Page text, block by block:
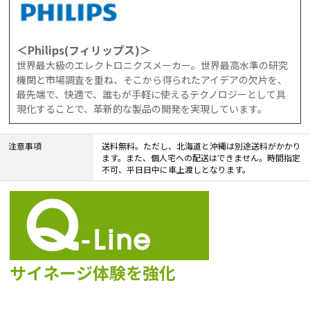
＜Philips(フィリップス)＞
世界最大級のエレクトロニクスメーカー。世界最高水準の研究
機関と市場調査を重ね、そこから得られたアイデアの欠片を、
最先端で、快適で、誰もが手軽に使えるテクノロジーとして具
現化することで、革新的な製品の開発を実現しています。
注意事項
送料無料。ただし、北海道と沖縄は別途送料がかかり
ます。また、個人宅への配送はできません。時間指定
不可、平日日中に車上渡しとなります。
サイネージ体験を強化